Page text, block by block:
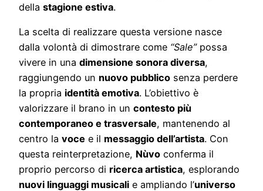
della stagione estiva.
La scelta di realizzare questa versione nasce
dalla volontà di dimostrare come “Sale”possa
vivere in una dimensione sonora diversa,
raggiungendo un nuovo pubblico senza perdere
la propria identità emotiva. L’obiettivo è
valorizzare il brano in un contesto più
contemporaneo e trasversale, mantenendo al
centro la voce e il messaggio dell’artista. Con
questa reinterpretazione, Nùvo conferma il
proprio percorso di ricerca artistica, esplorando
nuovi linguaggi musicali e ampliando l’universo